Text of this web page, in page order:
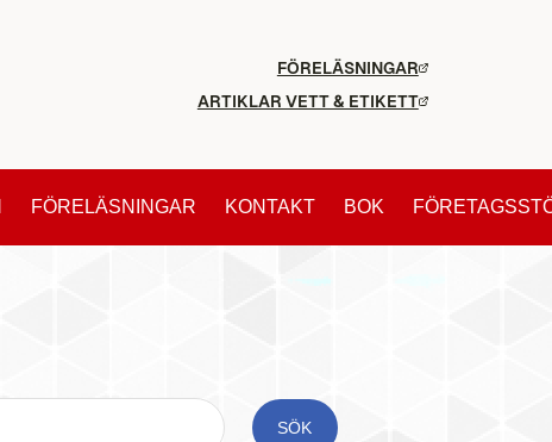
FÖRELÄSNINGAR
ARTIKLAR VETT & ETIKETT
FÖRELÄSNINGAR KONTAKT BOK